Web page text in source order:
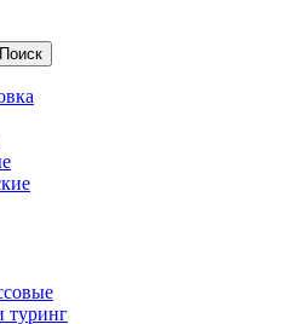
Поиск
туринг